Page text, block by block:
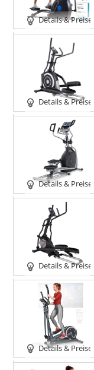
Details & Preise
Details & Preise
Details & Preise
Details & Preise
Details & Preise